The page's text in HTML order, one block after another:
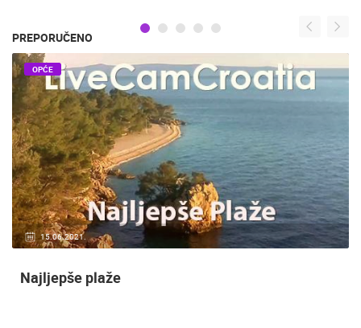
PREPORUČENO
15.06.2021.
OPĆE
Najljepše plaže